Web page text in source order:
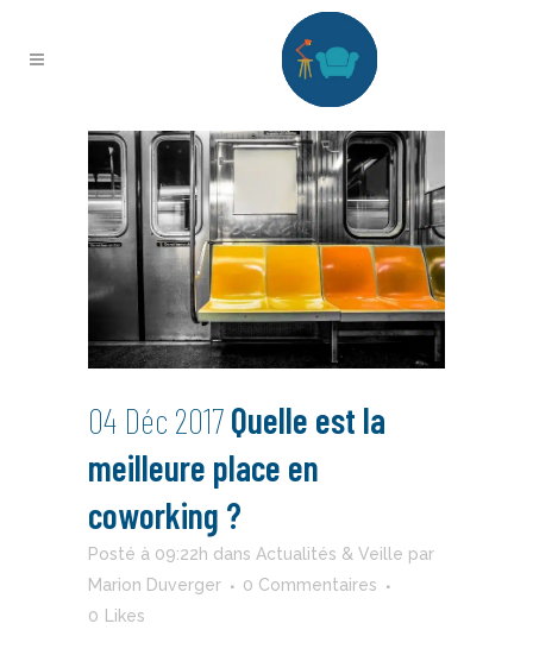
04 Déc 2017Quelle est la
meilleure place en
coworking ?
Posté à 09:22h dans Actualités & Veille par
Marion Duverger
0 Commentaires
0
Likes